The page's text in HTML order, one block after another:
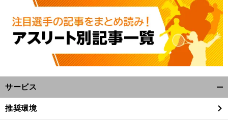
サービス
閉
推奨環境